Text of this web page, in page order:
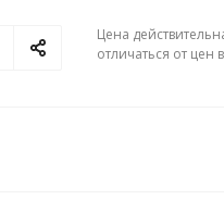
Цена
отличаться от